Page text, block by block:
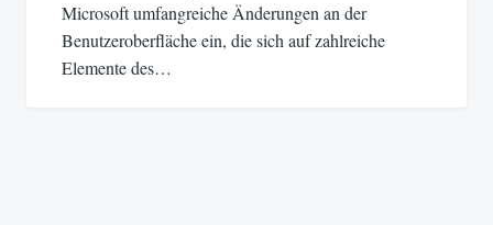
Microsoft umfangreiche Änderungen an der
Benutzeroberfläche ein, die sich auf zahlreiche
Elemente des…